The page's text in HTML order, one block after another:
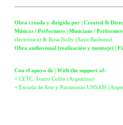
Obra creada y dirigida por | Created &
Músicxs / Performers | Musicians /
electrónica) & Rosa Nolly (Saxo Barítono).
Obra audiovisual (realización y montaje) |
Con el apoyo de | With the support of:
+ CETC. Teatro Colón (Argentina)
+ Escuela de Arte y Patrimonio UNSAM